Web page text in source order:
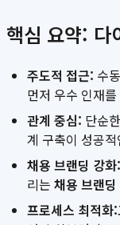
핵심 요약: 다
주도적 접근: 수
먼저 우수 인재
관계 중심: 단순
계 구축이 성공적
채용 브랜딩 강화:
리는 채용 브랜딩
프로세스 최적화: